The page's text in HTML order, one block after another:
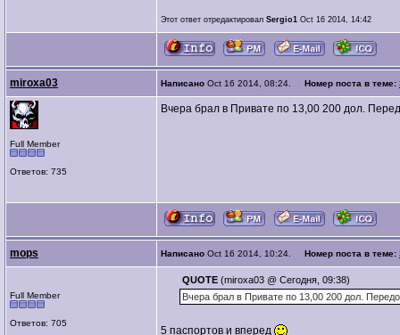
Этот ответ отредактировал Sergio1 Oct 16 2014, 14:42
miroxa03 Написано Oct 16 2014, 08:24. Номер поста в теме:
Full Member
Ответов: 735
Вчера брал в Привате по 13,00 200 дол.
mops Написано Oct 16 2014, 10:24. Номер поста в теме:
Full Member
Ответов: 705
QUOTE (miroxa03 @ Сегодня, 09:38)
Вчера брал в Привате по 13,00 200 дол.
5 паспортов и вперед